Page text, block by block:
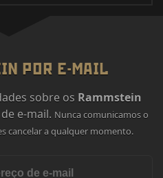
POR E-MAIL
sobre os Rammstein
e-mail. Nunca comunicamos o
cancelar a qualquer momento.